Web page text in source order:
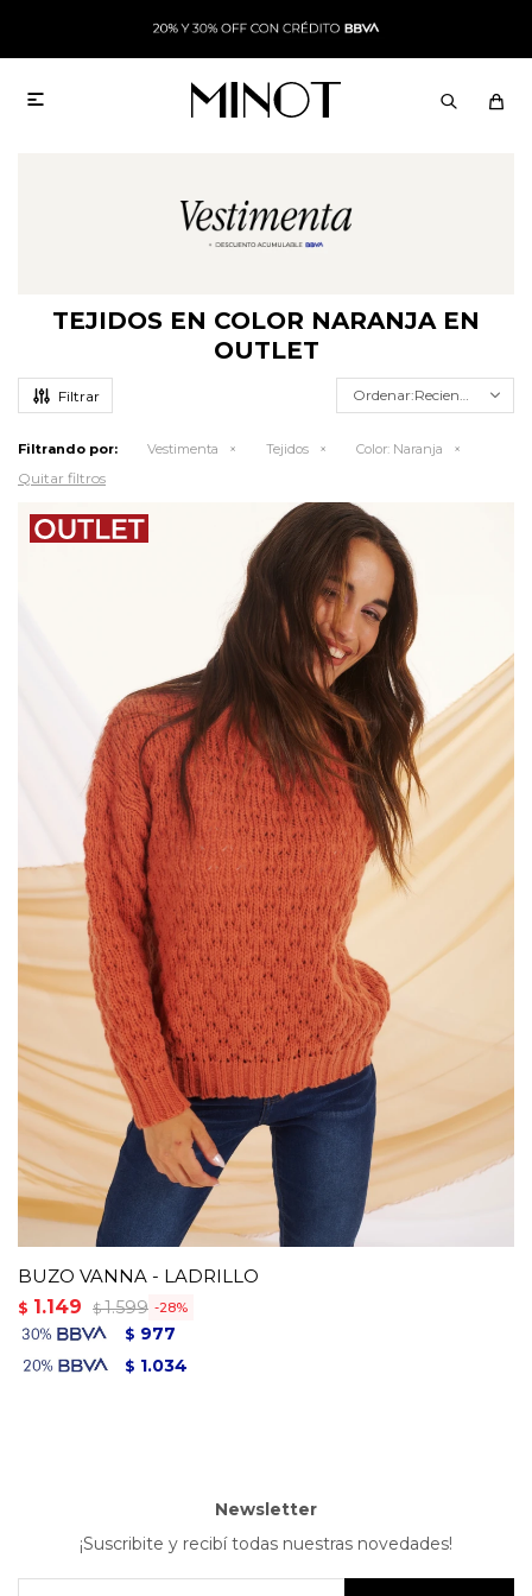

TEJIDOS EN COLOR NARANJA EN
OUTLET
Recientes
Filtrando por: Vestimenta Tejidos Color: Naranja
Quitar filtros
BUZO VANNA - LADRILLO
$ 1.149 $ 1.599 28
$ 977
$ 1.034
Newsletter
¡Suscribite y recibí todas nuestras novedades!